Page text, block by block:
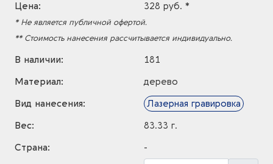
Цена:
328 руб. *
* Не является публичной офертой.
** Стоимость нанесения рассчитывается индивидуально.
В наличии:
181
Материал:
дерево
Вид нанесения:
Лазерная гравировка
Вес:
83.33 г.
Страна:
-